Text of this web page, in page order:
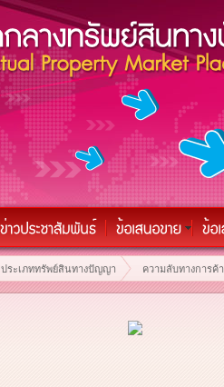
ประเภททรัพย์สินทางปัญญา ความลับทางการค้า